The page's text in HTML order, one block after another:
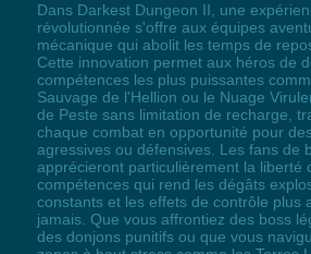
Dans Darkest Dungeon II, une
révolutionnée s'offre aux équipes
mécanique qui abolit les temps de
Cette innovation permet aux héros de
compétences les plus puissantes
Sauvage de l'Hellion ou le Nuage
de Peste sans limitation de recharge,
chaque combat en opportunité pour
agressives ou défensives. Les fans de
apprécieront particulièrement la liberté
compétences qui rend les dégâts
constants et les effets de contrôle plus
jamais. Que vous affrontiez des boss
des donjons punitifs ou que vous